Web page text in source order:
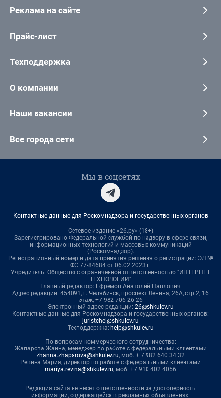
Реклама на сайте
Прайс-лист
Техподдержка
О компании
Наши вакансии
Все города сети
Мы в соцсетях
Контактные данные для Роскомнадзора и государственных органов
Сетевое издание «26.ру» (18+)
Зарегистрировано Федеральной службой по надзору в сфере связи,
информационных технологий и массовых коммуникаций
(Роскомнадзор).
Регистрационный номер и дата принятия решения о регистрации: ЭЛ №
ФС 77-84684 от 06.02.2023 г.
Учредитель: Общество с ограниченной ответственностью "ИНТЕРНЕТ
ТЕХНОЛОГИИ"
Главный редактор: Ефремов Анатолий Павлович
Адрес редакции: 454091, г. Челябинск, проспект Ленина, 26А, стр.2, 16
этаж, +7-982-706-26-26
Электронный адрес редакции: 26@shkulev.ru
Контактные данные для Роскомнадзора и государственных органов:
juristchel@shkulev.ru
Техподдержка: help@shkulev.ru
По вопросам коммерческого сотрудничества:
Жапарова Жанна, менеджер по работе с федеральными клиентами
zhanna.zhaparova@shkulev.ru, моб. + 7 982 640 34 32
Ревина Мария, директор по работе с федеральными клиентами
mariya.revina@shkulev.ru, моб. +7 910 402 4056
Редакция сайта не несет ответственности за достоверность
информации, содержащейся в рекламных объявлениях.